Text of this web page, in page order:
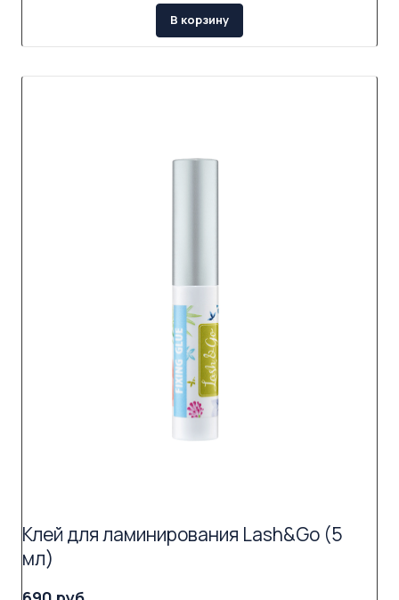
В корзину
Клей для ламинирования Lash&Go (5
мл)